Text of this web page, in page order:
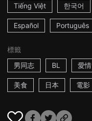
Tiếng Việt 한국어
Español Português
標籤
男同志
BL 愛情
美食 日本 電影